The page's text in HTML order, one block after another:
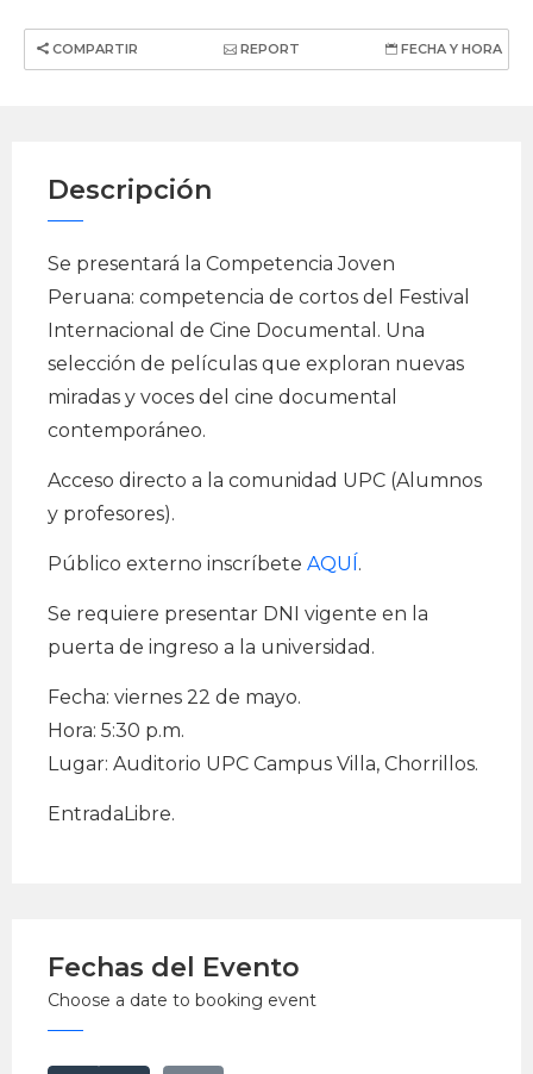
COMPARTIR REPORT FECHA Y HORA
Descripción
Se presentará la Competencia Joven
Peruana: competencia de cortos del Festival
Internacional de Cine Documental. Una
selección de películas que exploran nuevas
miradas y voces del cine documental
contemporáneo.
Acceso directo a la comunidad UPC (Alumnos
y profesores).
Público externo inscríbete AQUÍ .
Se requiere presentar DNI vigente en la
puerta de ingreso a la universidad.
Fecha: viernes 22 de mayo.
Hora: 5:30 p.m.
Lugar: Auditorio UPC Campus Villa, Chorrillos.
EntradaLibre.
Fechas del Evento
Choose a date to booking event